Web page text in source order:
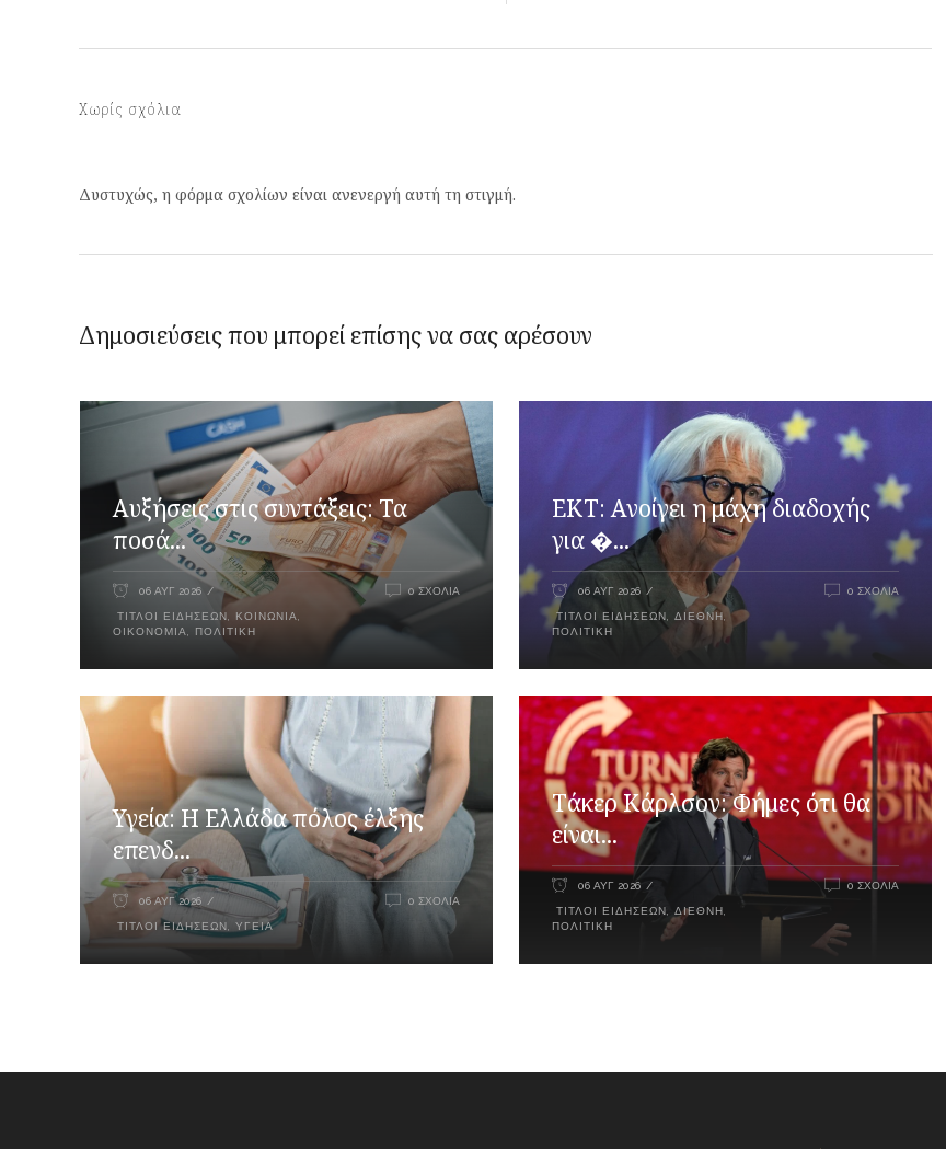
Χωρίς σχόλια
Δυστυχώς, η φόρμα σχολίων είναι ανενεργή αυτή τη στιγμή.
Δημοσιεύσεις που μπορεί επίσης να σας αρέσουν
Αυξήσεις στις συντάξεις: Τα
ποσά...
06 ΑΥΓ 2026
ΤΊΤΛΟΙ ΕΙΔΉΣΕΩΝ ΚΟΙΝΩΝΊΑ
ΟΙΚΟΝΟΜΊΑ
ΠΟΛΙΤΙΚΉ
0 ΣΧΌΛΙΑ
ΕΚΤ: Ανοίγει η μάχη διαδοχής
για �...
06 ΑΥΓ 2026
ΤΊΤΛΟΙ ΕΙΔΉΣΕΩΝ ΔΙΕΘΝΉ,
ΠΟΛΙΤΙΚΉ
0 ΣΧΌΛΙΑ
Υγεία: Η Ελλάδα πόλος έλξης
επενδ...
06 ΑΥΓ 2026
ΤΊΤΛΟΙ ΕΙΔΉΣΕΩΝ ΥΓΕΊΑ
0 ΣΧΌΛΙΑ
Τάκερ Κάρλσον: Φήμες ότι θα
είναι...
06 ΑΥΓ 2026
ΤΊΤΛΟΙ ΕΙΔΉΣΕΩΝ ΔΙΕΘΝΉ
ΠΟΛΙΤΙΚΉ
0 ΣΧΌΛΙΑ